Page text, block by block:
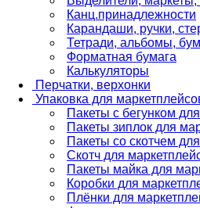
Канц.принадлежности
Карандаши, ручки,
Тетради, альбомы,
Форматная бумага
Калькуляторы
Перчатки, верхонки
Упаковка для
Пакеты с бегунком
Пакеты зиплок для
Пакеты со скотчем
Скотч для
Пакеты майка для
Коробки для
Плёнки для